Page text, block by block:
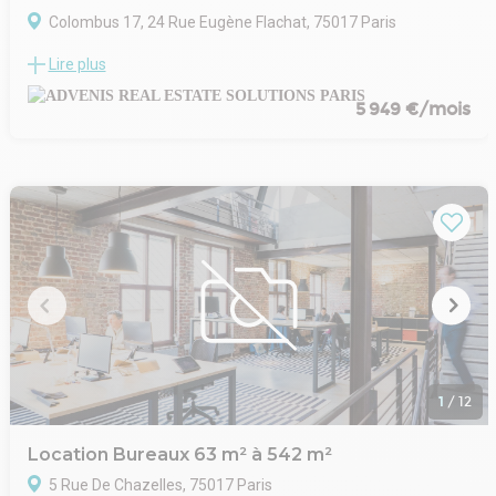
Colombus 17, 24 Rue Eugène Flachat, 75017 Paris
arrondissement de Paris, quartier Ternes-Pereire, métro :
'Pereire/ Porte de Champerret', une surface non divisible de
bureaux agréables et aménagements rationnels.
Locaux en bon état.
- Type de bail : Commercial
- Durée : 3/6/9 ans
- Fiscalité : TVA
- Indice : ILAT
- Indexation : Annuelle
- Dépôt de garantie : 3 mois
- Loyers et charges : Trimestriels et d'avance
Lire plus
5 949 €/mois
1 / 12
Location Bureaux 63 m² à 542 m²
5 Rue De Chazelles, 75017 Paris